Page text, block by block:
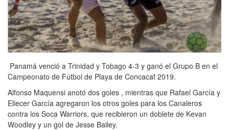
Panamá venció a Trinidad y Tobago 4-3 y ganó el Grupo B en el
Campeonato de Fútbol de Playa de Concacaf 2019.
Alfonso Maquensi anotó dos goles , mientras que Rafael García y
Eliecer García agregaron los otros goles para los Canaleros
contra los Soca Warriors, que recibieron un doblete de Kevan
Woodley y un gol de Jesse Bailey.